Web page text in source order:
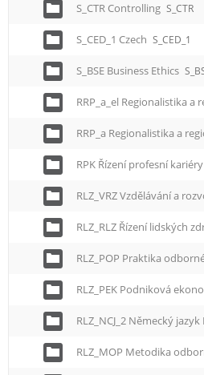
S_CTR Controlling S_CTR
S_CED_1 Czech S_CED_1
S_BSE Business Ethics
RRP_a Regionalistika a
RPK Řízení profesní kariéry
RLZ_VRZ Vzdělávání a
RLZ_RLZ Řízení lidských
RLZ_POP Praktika
RLZ_PEK Podniková
RLZ_NCJ_2 Německý jazyk
RLZ_MOP Metodika